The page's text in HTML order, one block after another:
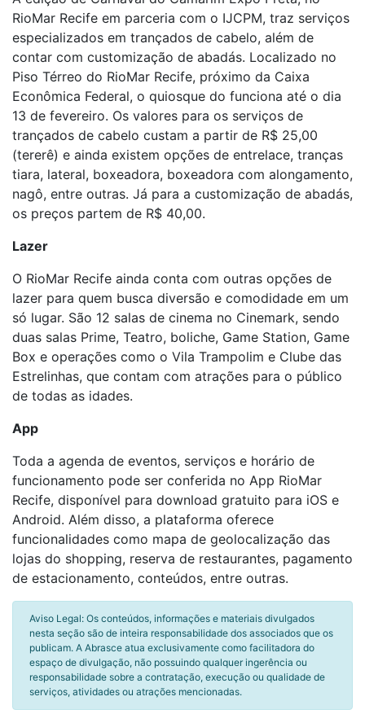
RioMar Recife em parceria com o IJCPM, traz serviços
especializados em trançados de cabelo, além de
contar com customização de abadás. Localizado no
Piso Térreo do RioMar Recife, próximo da Caixa
Econômica Federal, o quiosque do funciona até o dia
13 de fevereiro. Os valores para os serviços de
trançados de cabelo custam a partir de R$ 25,00
(tererê) e ainda existem opções de entrelace, tranças
tiara, lateral, boxeadora, boxeadora com alongamento,
nagô, entre outras. Já para a customização de abadás,
os preços partem de R$ 40,00.
Lazer
O RioMar Recife ainda conta com outras opções de
lazer para quem busca diversão e comodidade em um
só lugar. São 12 salas de cinema no Cinemark, sendo
duas salas Prime, Teatro, boliche, Game Station, Game
Box e operações como o Vila Trampolim e Clube das
Estrelinhas, que contam com atrações para o público
de todas as idades.
App
Toda a agenda de eventos, serviços e horário de
funcionamento pode ser conferida no App RioMar
Recife, disponível para download gratuito para iOS e
Android. Além disso, a plataforma oferece
funcionalidades como mapa de geolocalização das
lojas do shopping, reserva de restaurantes, pagamento
de estacionamento, conteúdos, entre outras.
Aviso Legal: Os conteúdos, informações e materiais divulgados
nesta seção são de inteira responsabilidade dos associados que os
publicam. A Abrasce atua exclusivamente como facilitadora do
espaço de divulgação, não possuindo qualquer ingerência ou
responsabilidade sobre a contratação, execução ou qualidade de
serviços, atividades ou atrações mencionadas.